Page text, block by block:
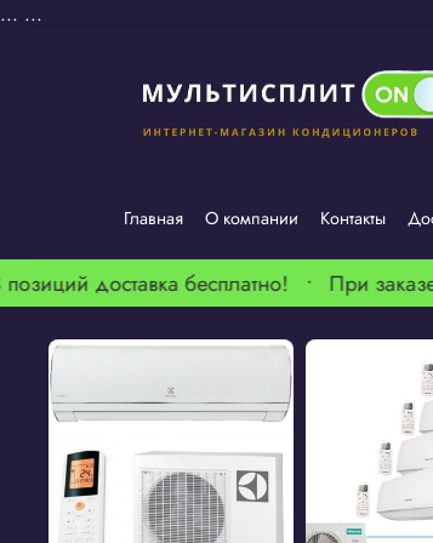
... ...
Главная О компании Контакты
доставка бесплатно! •При заказе